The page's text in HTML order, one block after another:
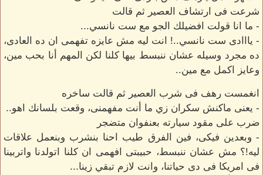
شرعت فى ارتشاف العصير ثم قالت
- ما انا قولت افضيلك الجو مع ست نانسي...
- يااادى ست نانسي..! انت ليه مش عايزه تفهمى ان ده العادى،
ده مجرد وسيله عشان ننبسط بيها كلنا لكن المهم أنا بحب مين،
وعايز اكمل مع مين..
انغمست رهف فى شرب العصير ثم قالت ساخره
- يعنى ماكنش سكران زي ما أنت مفهمنى، وقعت بلسانك اهو..
ضرب على مقود سيارته بعنفوان متضجر
- وبعدين فيكى، فين الفرق طيب احنا بنشرب وبنعمل علاقات
ليه!؟ مش عشان ننبسط، حبيبتى افهمى ان كلنا اتولدنا واتربينا
فى امريكا فى دى حياتنا، وانت لازم تبقي زينا...